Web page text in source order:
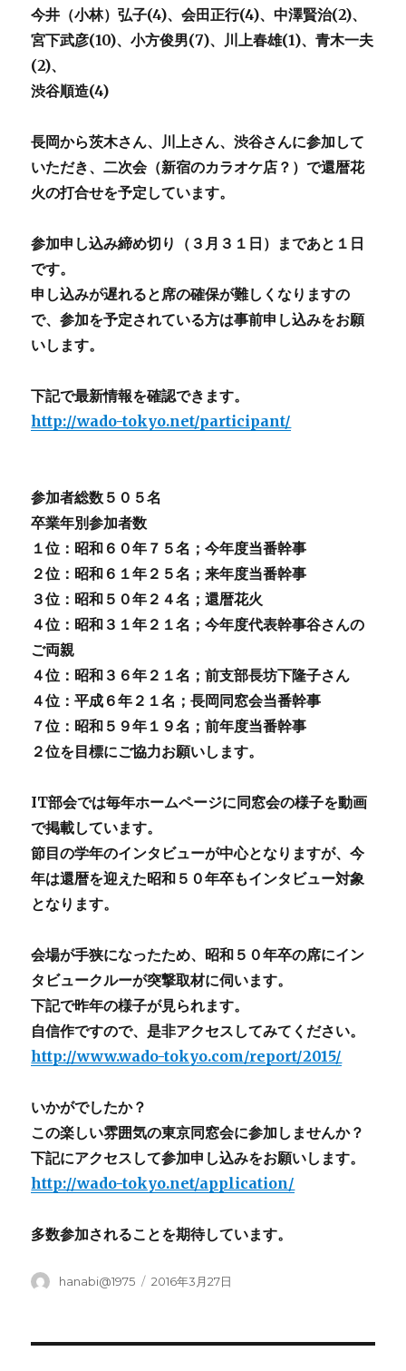
今井（小林）弘子(4)、会田正行(4)、中澤賢治(2)、
宮下武彦(10)、小方俊男(7)、川上春雄(1)、青木一夫
(2)、
渋谷順造(4)
長岡から茨木さん、川上さん、渋谷さんに参加して
いただき、二次会（新宿のカラオケ店？）で還暦花
火の打合せを予定しています。
参加申し込み締め切り（３月３１日）まであと１日
です。
申し込みが遅れると席の確保が難しくなりますの
で、参加を予定されている方は事前申し込みをお願
いします。
下記で最新情報を確認できます。
http://wado-tokyo.net/participant/
参加者総数５０５名
卒業年別参加者数
１位：昭和６０年７５名；今年度当番幹事
２位：昭和６１年２５名；来年度当番幹事
３位： 昭和５０年２４名；還暦花火
４位：昭和３１年２１名；今年度代表幹事谷さんの
ご両親
４位：昭和３６年２１名；前支部長坊下隆子さん
４位：平成６年２１名；長岡同窓会当番幹事
７位：昭和５９年１９名；前年度当番幹事
２位を目標にご協力お願いします。
IT部会では毎年ホームページに同窓会の様子を動画
で掲載しています。
節目の学年のインタビューが中心となりますが、今
年は還暦を迎えた昭和５０年卒もインタビュー対象
となります。
会場が手狭になったため、昭和５０年卒の席にイン
タビュークルーが突撃取材に伺います。
下記で昨年の様子が見られます。
自信作ですので、是非アクセスしてみてください。
http://www.wado-tokyo.com/report/2015/
いかがでしたか？
この楽しい雰囲気の東京同窓会に参加しませんか？
下記にアクセスして参加申し込みをお願いします。
http://wado-tokyo.net/application/
多数参加されることを期待しています。
投
hanabi@1975
投
2016年3月27日